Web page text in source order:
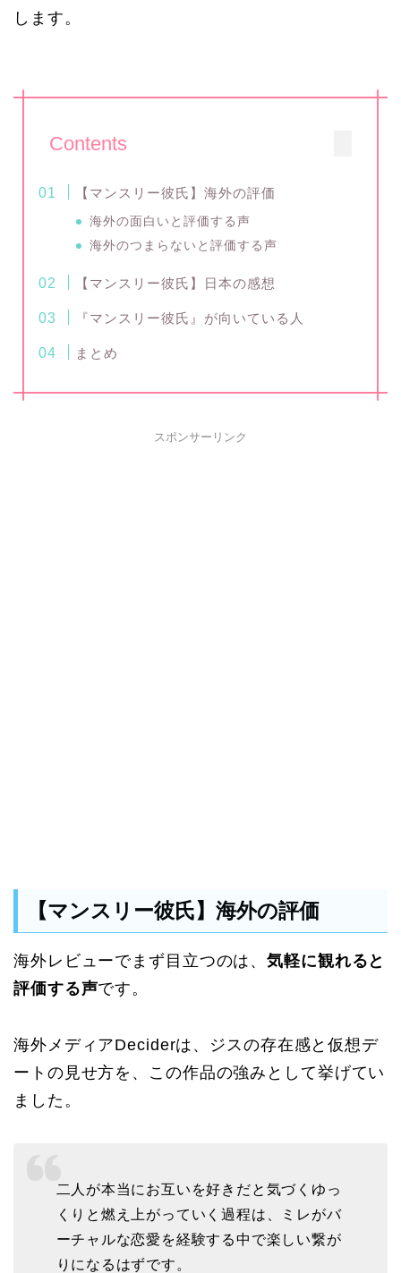
します。
Contents
【マンスリー彼氏】海外の評価
海外の面白いと評価する声
海外のつまらないと評価する声
【マンスリー彼氏】日本の感想
『マンスリー彼氏』が向いている人
まとめ
スポンサーリンク
【マンスリー彼氏】海外の評価
海外レビューでまず目立つのは、気軽に観れると
評価する声です。
海外メディアDeciderは、ジスの存在感と仮想デ
ートの見せ方を、この作品の強みとして挙げてい
ました。
二人が本当にお互いを好きだと気づくゆっ
くりと燃え上がっていく過程は、ミレがバ
ーチャルな恋愛を経験する中で楽しい繋が
りになるはずです。